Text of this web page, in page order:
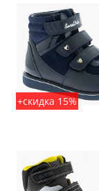
+скидка 15%